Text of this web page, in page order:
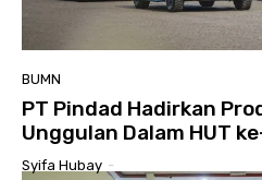
BUMN
PT Pindad Hadirkan
Unggulan Dalam HUT
Syifa Hubay -